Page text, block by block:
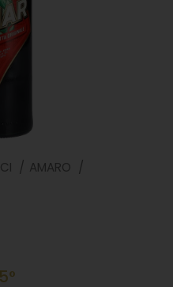
AMARO